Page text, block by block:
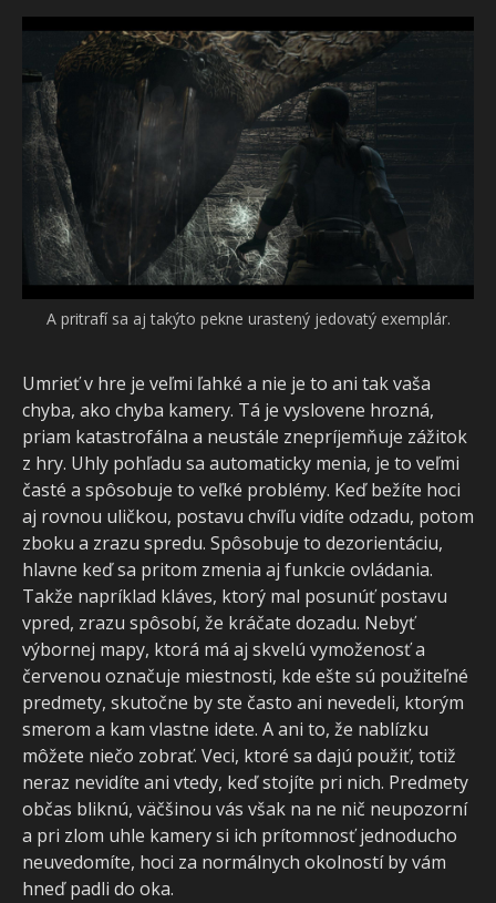
A pritrafí sa aj takýto pekne urastený jedovatý exemplár.
Umrieť v hre je veľmi ľahké a nie je to ani tak vaša
chyba, ako chyba kamery. Tá je vyslovene hrozná,
priam katastrofálna a neustále znepríjemňuje zážitok
z hry. Uhly pohľadu sa automaticky menia, je to veľmi
časté a spôsobuje to veľké problémy. Keď bežíte hoci
aj rovnou uličkou, postavu chvíľu vidíte odzadu, potom
zboku a zrazu spredu. Spôsobuje to dezorientáciu,
hlavne keď sa pritom zmenia aj funkcie ovládania.
Takže napríklad kláves, ktorý mal posunúť postavu
vpred, zrazu spôsobí, že kráčate dozadu. Nebyť
výbornej mapy, ktorá má aj skvelú vymoženosť a
červenou označuje miestnosti, kde ešte sú použiteľné
predmety, skutočne by ste často ani nevedeli, ktorým
smerom a kam vlastne idete. A ani to, že nablízku
môžete niečo zobrať. Veci, ktoré sa dajú použiť, totiž
neraz nevidíte ani vtedy, keď stojíte pri nich. Predmety
občas bliknú, väčšinou vás však na ne nič neupozorní
a pri zlom uhle kamery si ich prítomnosť jednoducho
neuvedomíte, hoci za normálnych okolností by vám
hneď padli do oka.